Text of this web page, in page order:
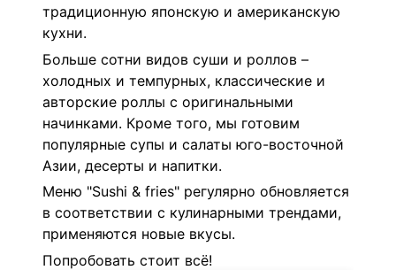
традиционную японскую и американскую
кухни.
Больше сотни видов суши и роллов –
холодных и темпурных, классические и
авторские роллы с оригинальными
начинками. Кроме того, мы готовим
популярные супы и салаты юго-восточной
Азии, десерты и напитки.
Меню "Sushi & fries" регулярно обновляется
в соответствии с кулинарными трендами,
применяются новые вкусы.
Попробовать стоит всё!